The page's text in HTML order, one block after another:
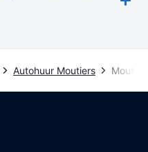
Autohuur Moutiers